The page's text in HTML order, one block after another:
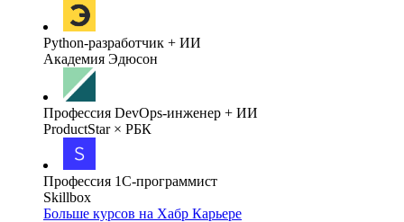
Python-разработчик + ИИ
Академия Эдюсон
Профессия DevOps-инженер + ИИ
ProductStar × РБК
Профессия 1С-программист
Skillbox
Больше курсов на Хабр Карьере